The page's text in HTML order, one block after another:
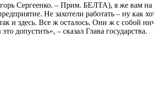
Сергеенко. – Прим. БЕЛТА), я же вам
Не захотели работать – ну как
и здесь. Все ж осталось. Они ж с собой
допустить», – сказал Глава государства.